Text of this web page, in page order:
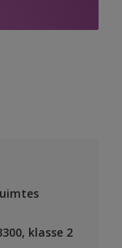
klasse 2